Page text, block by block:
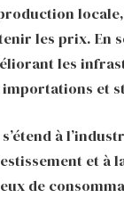
les prix. En
les
et
à
et à
de